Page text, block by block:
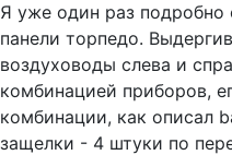
Я уже один раз подробно
панели торпедо.
воздуховоды слева и
комбинацией приборов,
комбинации, как описал
защелки - 4 штуки по